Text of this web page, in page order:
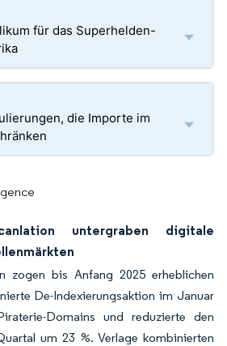
für das Superhelden-
die Importe im
untergraben digitale
zogen bis Anfang 2025 erheblichen
De-Indexierungsaktion im Januar
Domains und reduzierte den
um 23 %. Verlage kombinierten